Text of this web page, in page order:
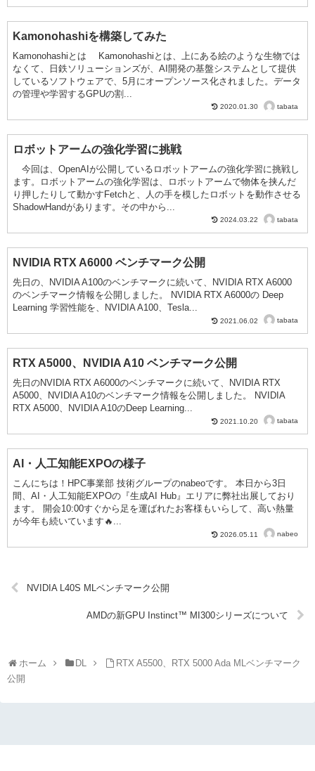
Kamonohashiを構築してみた
Kamonohashiとは Kamonohashiとは、上にある絵のような生物では
なくて、日鉄ソリューションズが、AI開発の基盤システムとして提供
しているソフトウェアで、5月にオープンソース化されました。データ
の管理や学習するGPUの割...
2020.01.30 tabata
ロボットアームの強化学習に挑戦
今回は、OpenAIが公開しているロボットアームの強化学習に挑戦し
ます。ロボットアームの強化学習は、ロボットアームで物体を挟んだ
り押したりして動かすFetchと、人の手を模したロボットを動作させる
ShadowHandがあります。その中から...
2024.03.22 tabata
NVIDIA RTX A6000 ベンチマーク公開
先日の、NVIDIA A100のベンチマークに続いて、NVIDIA RTX A6000
のベンチマーク情報を公開しました。 NVIDIA RTX A6000の Deep
Learning 学習性能を、NVIDIA A100、Tesla...
2021.06.02 tabata
RTX A5000、NVIDIA A10 ベンチマーク公開
先日のNVIDIA RTX A6000のベンチマークに続いて、NVIDIA RTX
A5000、NVIDIA A10のベンチマーク情報を公開しました。 NVIDIA
RTX A5000、NVIDIA A10のDeep Learning...
2021.10.20 tabata
AI・人工知能EXPOの様子
こんにちは！HPC事業部 技術グループのnabeoです。 本日から3日
間、AI・人工知能EXPOの『生成AI Hub』エリアに弊社出展しており
ます。 開会10:00すぐから足を運ばれたお客様もいらして、高い熱量
が今年も続いています🔥...
2026.05.11 nabeo
NVIDIA L40S MLベンチマーク公開
AMDの新GPU Instinct™ MI300シリーズについて
ホーム DL
RTX A5500、RTX 5000 Ada MLベンチマーク
公開